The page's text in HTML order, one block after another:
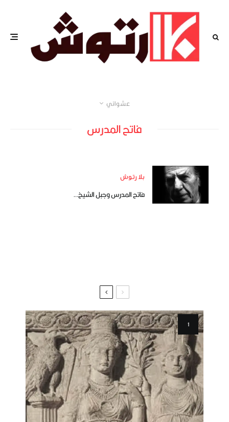
عشوائي
فاتح المدرس
بلا رتوش
فاتح المدرس وجبل الشيخ…